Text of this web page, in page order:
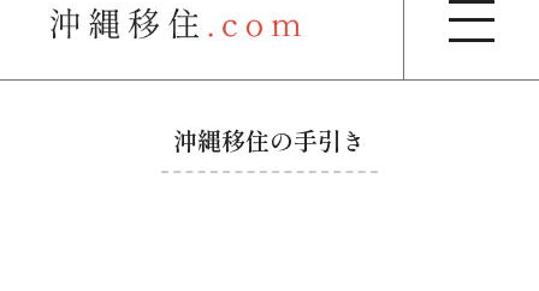
沖縄移住の手引き